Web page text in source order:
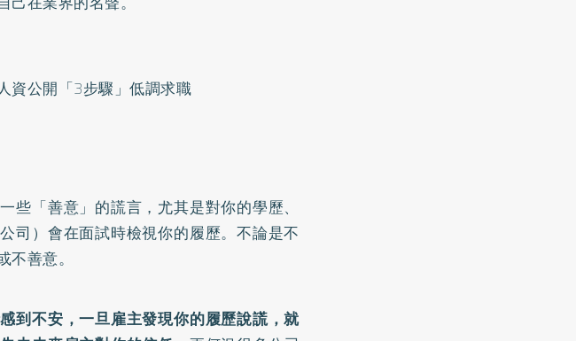
資公開「3步驟」低調求職
「善意」的謊言，尤其是對你的學歷、
司）會在面試時檢視你的履歷。不論是不
善意。
到不安，一旦雇主發現你的履歷說謊，就